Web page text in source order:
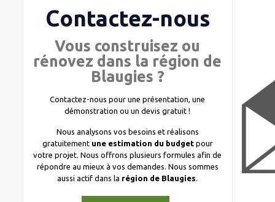
Contactez-nous
Vous construisez ou
rénovez dans la région de
Blaugies ?
Contactez-nous pour une présentation, une
démonstration ou un devis gratuit !
Nous analysons vos besoins et réalisons
gratuitement une estimation du budgetpour
votre projet. Nous offrons plusieurs formules afin de
répondre au mieux à vos demandes. Nous sommes
aussi actif dans la région de Blaugies.